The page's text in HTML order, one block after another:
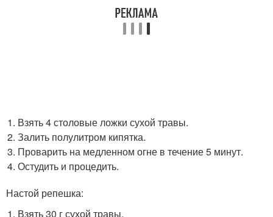
Взять 4 столовые ложки сухой травы.
Залить полулитром кипятка.
Проварить на медленном огне в течение 5 минут.
Остудить и процедить.
Настой репешка:
Взять 30 г сухой травы.